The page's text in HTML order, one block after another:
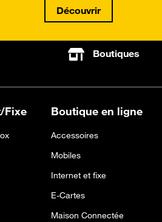
Découvrir
Boutiques
Fixe Boutique en ligne
Accessoires
Mobiles
Internet et fixe
E-Cartes
Maison Connectée